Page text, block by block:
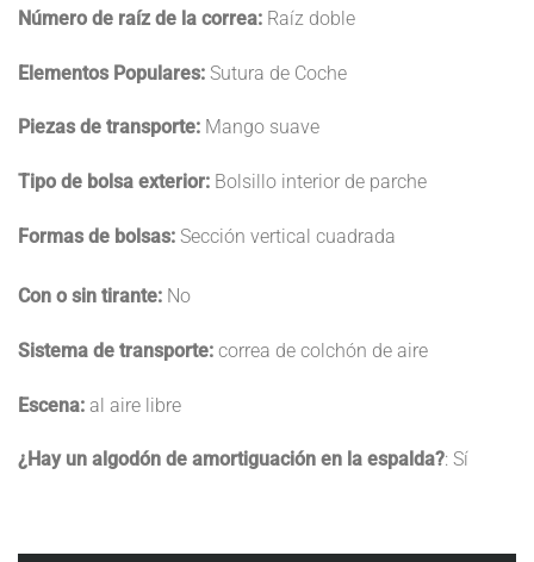
Número de raíz de la correa: Raíz doble
Elementos Populares: Sutura de Coche
Piezas de transporte: Mango suave
Tipo de bolsa exterior: Bolsillo interior de parche
Formas de bolsas: Sección vertical cuadrada
Con o sin tirante: No
Sistema de transporte: correa de colchón de aire
Escena: al aire libre
¿Hay un algodón de amortiguación en la espalda?: Sí